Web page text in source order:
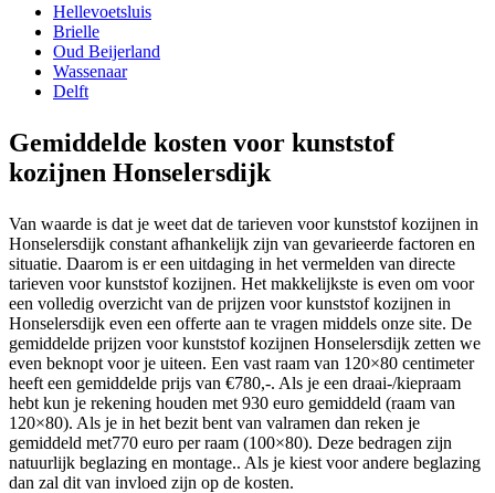
Hellevoetsluis
Brielle
Oud Beijerland
Wassenaar
Delft
Gemiddelde kosten voor kunststof
kozijnen Honselersdijk
Van waarde is dat je weet dat de tarieven voor kunststof kozijnen in
Honselersdijk constant afhankelijk zijn van gevarieerde factoren en
situatie. Daarom is er een uitdaging in het vermelden van directe
tarieven voor kunststof kozijnen. Het makkelijkste is even om voor
een volledig overzicht van de prijzen voor kunststof kozijnen in
Honselersdijk even een offerte aan te vragen middels onze site. De
gemiddelde prijzen voor kunststof kozijnen Honselersdijk zetten we
even beknopt voor je uiteen. Een vast raam van 120×80 centimeter
heeft een gemiddelde prijs van €780,-. Als je een draai-/kiepraam
hebt kun je rekening houden met 930 euro gemiddeld (raam van
120×80). Als je in het bezit bent van valramen dan reken je
gemiddeld met770 euro per raam (100×80). Deze bedragen zijn
natuurlijk beglazing en montage.. Als je kiest voor andere beglazing
dan zal dit van invloed zijn op de kosten.